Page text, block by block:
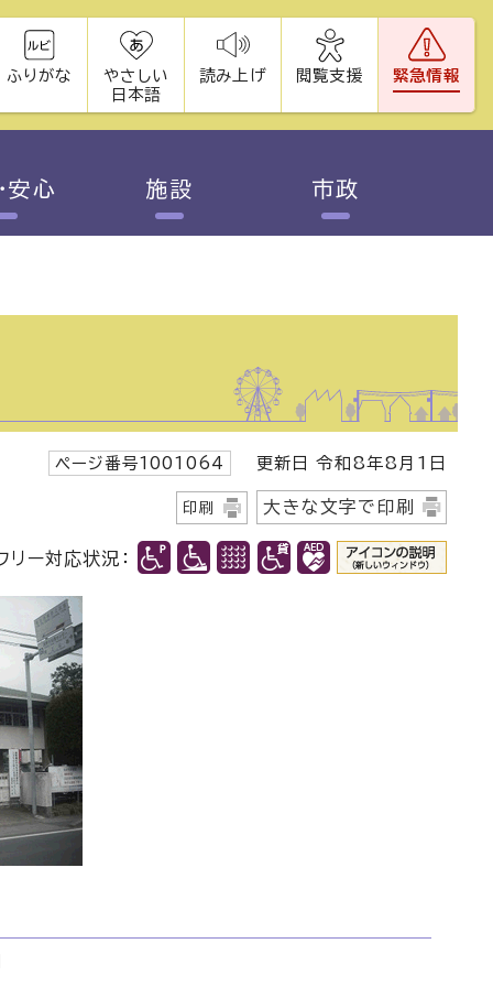
ふりがな
やさしい
日本語
読み上げ 閲覧支援 緊急情報
安心 施設 市政
ページ番号1001064 更新日 令和8年8月1日
印刷 大きな文字で印刷
リー対応状況：